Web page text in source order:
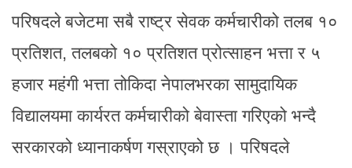
परिषदले बजेटमा सबै राष्ट्र सेवक कर्मचारीको तलब १०
प्रतिशत, तलबको १० प्रतिशत प्रोत्साहन भत्ता र ५
हजार महंगी भत्ता तोकिदा नेपालभरका सामुदायिक
विद्यालयमा कार्यरत कर्मचारीको बेवास्ता गरिएको भन्दै
सरकारको ध्यानाकर्षण गस्राएको छ । परिषदले